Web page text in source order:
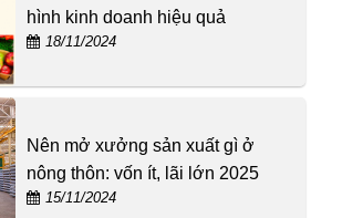
hình kinh doanh hiệu quả
18/11/2024
Nên mở xưởng sản xuất gì ở
nông thôn: vốn ít, lãi lớn 2025
15/11/2024